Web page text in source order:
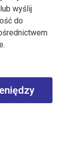
wyślij
do